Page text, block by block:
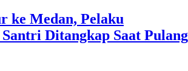
ke Medan, Pelaku
Ditangkap Saat Pulang